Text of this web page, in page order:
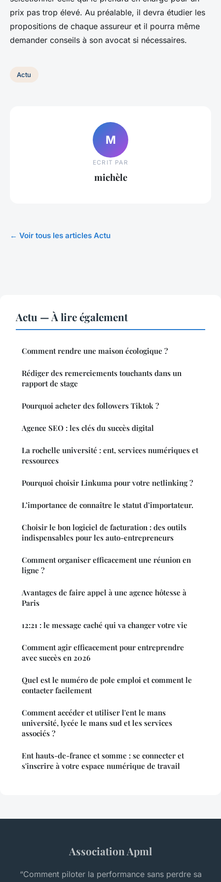
prix pas trop élevé. Au préalable, il devra étudier les
propositions de chaque assureur et il pourra même
demander conseils à son avocat si nécessaires.
Actu
M
ECRIT PAR
michèle
← Voir tous les articles Actu
Actu — À lire également
Comment rendre une maison écologique ?
Rédiger des remerciements touchants dans un
rapport de stage
Pourquoi acheter des followers Tiktok ?
Agence SEO : les clés du succès digital
La rochelle université : ent, services numériques et
ressources
Pourquoi choisir Linkuma pour votre netlinking ?
L’importance de connaître le statut d’importateur.
Choisir le bon logiciel de facturation : des outils
indispensables pour les auto-entrepreneurs
Comment organiser efficacement une réunion en
ligne ?
Avantages de faire appel à une agence hôtesse à
Paris
12:21 : le message caché qui va changer votre vie
Comment agir efficacement pour entreprendre
avec succès en 2026
Quel est le numéro de pole emploi et comment le
contacter facilement
Comment accéder et utiliser l'ent le mans
université, lycée le mans sud et les services
associés ?
Ent hauts-de-france et somme : se connecter et
s'inscrire à votre espace numérique de travail
Association Apml
“Comment piloter la performance sans perdre sa